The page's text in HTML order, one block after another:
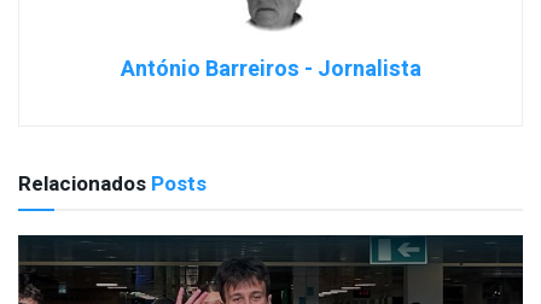
António Barreiros - Jornalista
Relacionados Posts